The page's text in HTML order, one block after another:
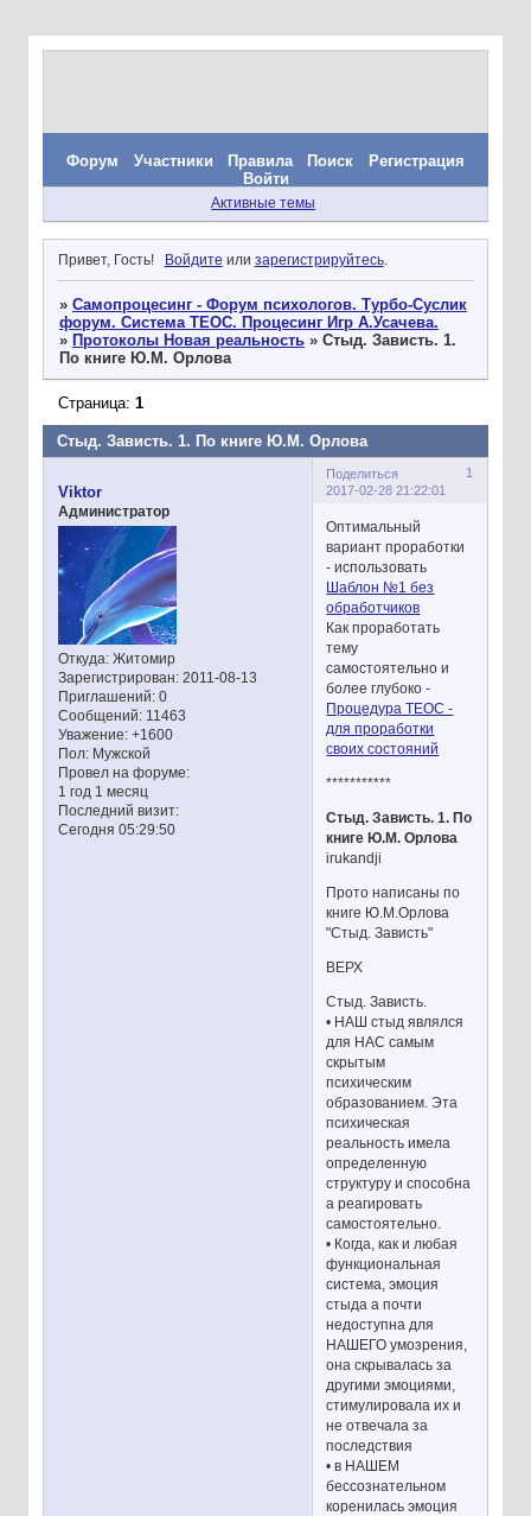
Форум Участники Правила Поиск
Регистрация
Войти
Активные темы
Привет, Гость! Войдите или зарегистрируйтесь.
» Самопроцесинг - Форум психологов. Турбо-Суслик
форум. Система ТЕОС. Процесинг Игр А.Усачева.
» Протоколы Новая реальность » Стыд. Зависть. 1.
По книге Ю.М. Орлова
Стыд. Зависть. 1. По книге Ю.М. Орлова
Страница: 1
Поделиться
1
2017-02-28 21:22:01
Viktor
Администратор
Откуда:Житомир
Зарегистрирован: 2011-08-13
Приглашений:0
Сообщений:11463
Уважение: +1600
Пол:Мужской
Провел на форуме:
1 год 1 месяц
Последний визит:
Сегодня 05:29:50
Оптимальный
вариант проработки
- использовать
Шаблон №1 без
обработчиков
Как проработать
тему
самостоятельно и
более глубоко -
Процедура ТЕОС -
для проработки
своих состояний
***********
Стыд. Зависть. 1. По
книге Ю.М. Орлова
irukandji
Прото написаны по
книге Ю.М.Орлова
"Стыд. Зависть"
ВЕРХ
Стыд. Зависть.
• НАШ стыд являлся
для НАС самым
скрытым
психическим
образованием. Эта
психическая
реальность имела
определенную
структуру и способна
а реагировать
самостоятельно.
• Когда, как и любая
функциональная
система, эмоция
стыда а почти
недоступна для
НАШЕГО умозрения,
она скрывалась за
другими эмоциями,
стимулировала их и
не отвечала за
последствия
• в НАШЕМ
бессознательном
коренилась эмоция